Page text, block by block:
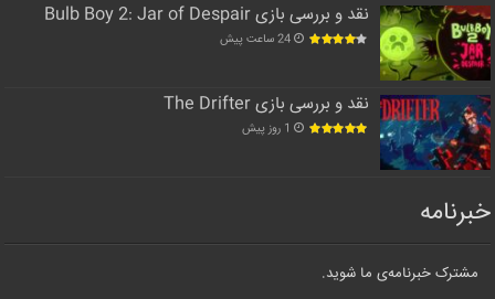
نقد و بررسی بازی Bulb Boy 2: Jar of Despair
24 ساعت پیش
نقد و بررسی بازی The Drifter
1 روز پیش
خبرنامه
مشترک خبرنامه‌ی ما شوید.